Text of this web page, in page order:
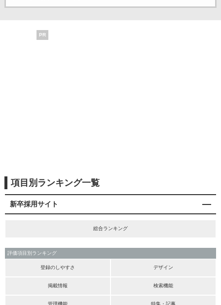
PR
項目別ランキング一覧
新卒採用サイト
総合ランキング
評価項目別ランキング
登録のしやすさ デザイン
掲載情報 検索機能
管理機能 特集・記事